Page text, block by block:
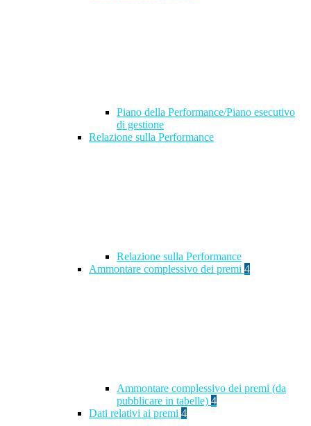
Piano della Performance/Piano esecutivo
di gestione
Relazione sulla Performance
Relazione sulla Performance
Ammontare complessivo dei premi 4
Ammontare complessivo dei premi (da
pubblicare in tabelle) 4
Dati relativi ai premi 4